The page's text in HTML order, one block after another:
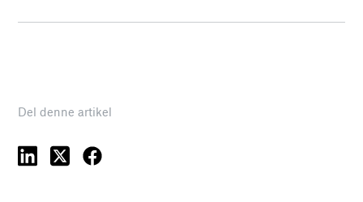
Del denne artikel